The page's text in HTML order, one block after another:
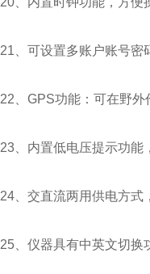
21、可设置多账户账号密
22、GPS功能：可在野
23、内置低电压提示功能
24、交直流两用供电方式
25、仪器具有中英文切换